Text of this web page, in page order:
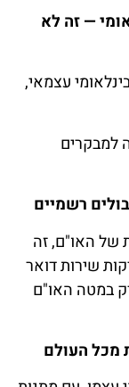
—זהלא
עצמאי,
למבקרים
בולים רשמיים
של האו"ם, זה
שירות דואר
במטה האו"ם
מכלהעולם